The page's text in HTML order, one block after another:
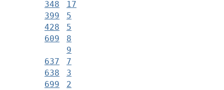
348
17
399
5
428
5
609
8
9
637
7
638
3
699
2